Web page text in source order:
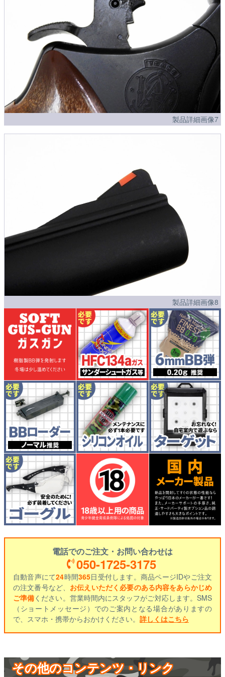
製品詳細画像7
製品詳細画像8
電話でのご注文・お問い合わせは
050-1725-3175
自動音声にて24時間365日受付します。商品ページIDやご注文
の注文番号など、 お伝えいただく必要のある内容をあらかじめ
ご準備ください。営業時間内にスタッフがご対応します。SMS
（ショートメッセージ）でのご案内となる場合がありますの
で、スマホ・携帯からおかけください。 詳しくはこちら
その他のコンテンツ・リンク